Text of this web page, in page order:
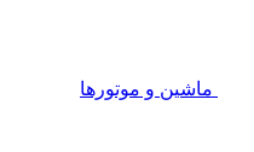
ماشین و موتورها